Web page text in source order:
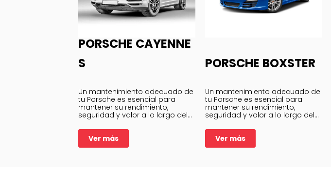
PORSCHE CAYENNE
S
Un mantenimiento adecuado de
tu Porsche es esencial para
mantener su rendimiento,
seguridad y valor a lo largo del
tiempo.
Ver más
PORSCHE BOXSTER
Un mantenimiento adecuado de
tu Porsche es esencial para
mantener su rendimiento,
seguridad y valor a lo largo del
tiempo.
Ver más